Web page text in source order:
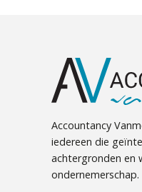
Accountancy
iedereen die
achtergronden en
ondernemerschap.